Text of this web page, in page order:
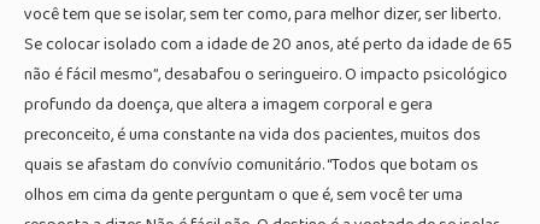
você tem que se isolar, sem ter como, para melhor dizer, ser liberto.
Se colocar isolado com a idade de 20 anos, até perto da idade de 65
não é fácil mesmo”, desabafou o seringueiro. O impacto psicológico
profundo da doença, que altera a imagem corporal e gera
preconceito, é uma constante na vida dos pacientes, muitos dos
quais se afastam do convívio comunitário. “Todos que botam os
olhos em cima da gente perguntam o que é, sem você ter uma